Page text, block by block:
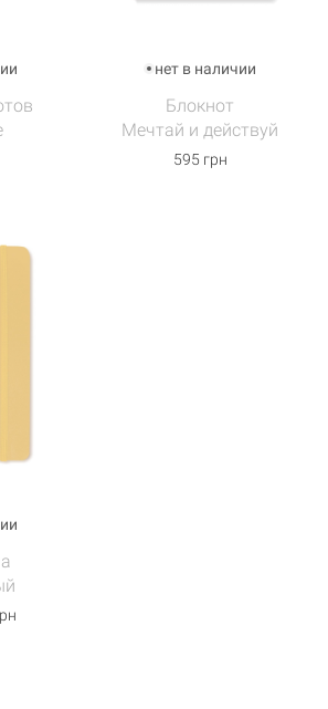
нет в наличии
Блокнот
Мечтай и действуй
595 грн